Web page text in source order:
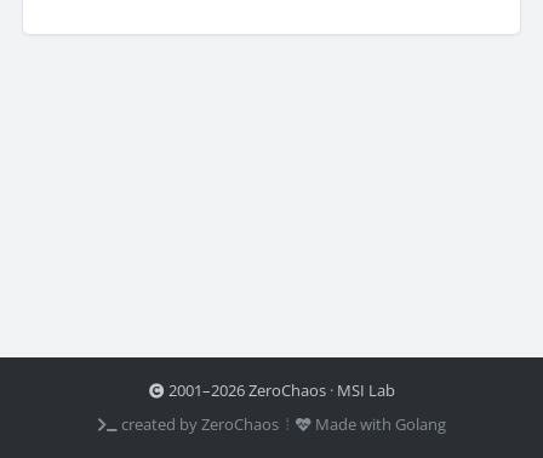
2001–2026 ZeroChaos · MSI Lab
created by ZeroChaos ⦙
Made with Golang